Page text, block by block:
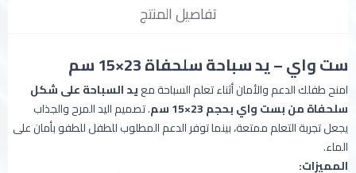
تفاصيل المنتج
ست واي – يد سباحة سلحفاة 23×15 سم
امنح طفلك الدعم والأمان أثناء تعلم السباحة معيد السباحة على شكل
سلحفاة من بست واي بحجم 23×15 سم
. تصميم اليد المرح والجذاب
يجعل تجربة التعلم ممتعة، بينما توفر الدعم المطلوب للطفل للطفو بأمان على
الماء.
المميزات: